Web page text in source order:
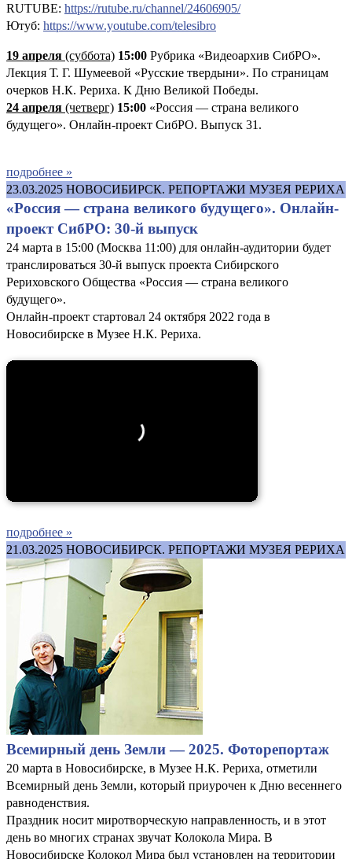
RUTUBE: https://rutube.ru/channel/24606905/
Ютуб: https://www.youtube.com/telesibro
19 апреля (суббота) 15:00 Рубрика «Видеоархив СибРО».
Лекция Т. Г. Шумеевой «Русские твердыни». По страницам
очерков Н.К. Рериха. К Дню Великой Победы.
24 апреля (четверг) 15:00 «Россия — страна великого
будущего». Онлайн-проект СибРО. Выпуск 31.
подробнее »
23.03.2025 НОВОСИБИРСК. РЕПОРТАЖИ МУЗЕЯ РЕРИХА
«Россия — страна великого будущего». Онлайн-
проект СибРО: 30-й выпуск
24 марта в 15:00 (Москва 11:00) для онлайн-аудитории будет
транслироваться 30-й выпуск проекта Сибирского
Рериховского Общества «Россия — страна великого
будущего».
Онлайн-проект стартовал 24 октября 2022 года в
Новосибирске в Музее Н.К. Рериха.
подробнее »
21.03.2025 НОВОСИБИРСК. РЕПОРТАЖИ МУЗЕЯ РЕРИХА
Всемирный день Земли — 2025. Фоторепортаж
20 марта в Новосибирске, в Музее Н.К. Рериха, отметили
Всемирный день Земли, который приурочен к Дню весеннего
равноденствия.
Праздник носит миротворческую направленность, и в этот
день во многих странах звучат Колокола Мира. В
Новосибирске Колокол Мира был установлен на территории